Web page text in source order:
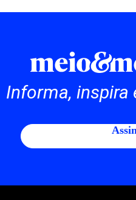
Informa, inspira